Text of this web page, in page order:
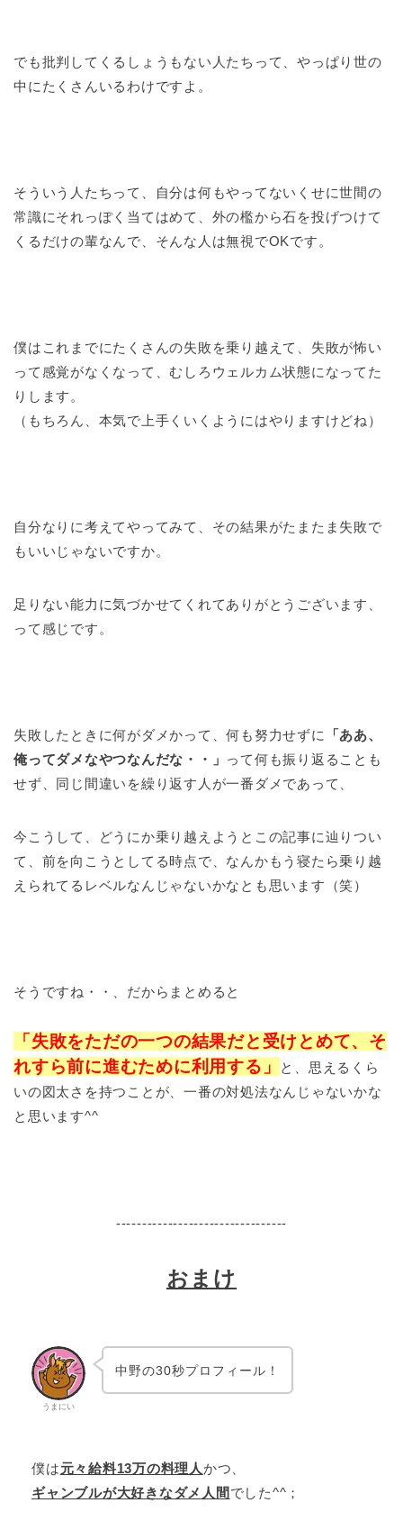
でも批判してくるしょうもない人たちって、やっぱり世の
中にたくさんいるわけですよ。
そういう人たちって、自分は何もやってないくせに世間の
常識にそれっぽく当てはめて、外の檻から石を投げつけて
くるだけの輩なんで、そんな人は無視でOKです。
僕はこれまでにたくさんの失敗を乗り越えて、失敗が怖い
って感覚がなくなって、むしろウェルカム状態になってた
りします。
（もちろん、本気で上手くいくようにはやりますけどね）
自分なりに考えてやってみて、その結果がたまたま失敗で
もいいじゃないですか。
足りない能力に気づかせてくれてありがとうございます、
って感じです。
失敗したときに何がダメかって、何も努力せずに
「ああ、
俺ってダメなやつなんだな・・」 って何も振り返ることも
せず、同じ間違いを繰り返す人が一番ダメであって、
今こうして、どうにか乗り越えようとこの記事に辿りつい
て、前を向こうとしてる時点で、なんかもう寝たら乗り越
えられてるレベルなんじゃないかなとも思います（笑）
そうですね・・、だからまとめると
「失敗をただの一つの結果だと受けとめて、そ
れすら前に進むために利用する」
と、思えるくら
いの図太さを持つことが、一番の対処法なんじゃないかな
と思います^^
---------------------------------
おまけ
うまにい
中野の30秒プロフィール！
僕は元々給料13万の料理人かつ、
ギャンブルが大好きなダメ人間 でした^^；